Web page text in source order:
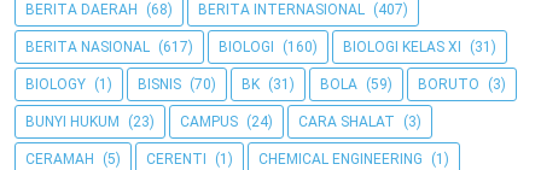
BERITA DAERAH (68) BERITA INTERNASIONAL (407)
BERITA NASIONAL (617) BIOLOGI (160) BIOLOGI KELAS XI (31)
BIOLOGY (1) BISNIS (70) BK (31) BOLA (59) BORUTO (3)
BUNYI HUKUM (23) CAMPUS (24) CARA SHALAT (3)
CERAMAH (5) CERENTI (1) CHEMICAL ENGINEERING (1)